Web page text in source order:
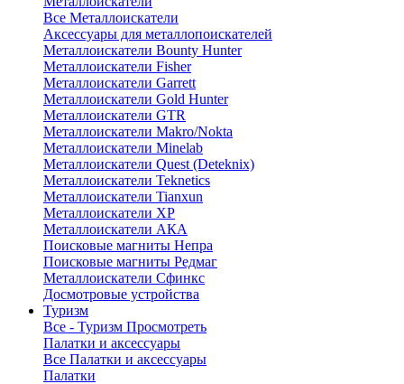
Все Металлоискатели
Аксессуары для металлопоискателей
Металлоискатели Bounty Hunter
Металлоискатели Fisher
Металлоискатели Garrett
Металлоискатели Gold Hunter
Металлоискатели GTR
Металлоискатели Makro/Nokta
Металлоискатели Minelab
Металлоискатели Quest (Deteknix)
Металлоискатели Teknetics
Металлоискатели Tianxun
Металлоискатели XP
Металлоискатели АКА
Поисковые магниты Непра
Поисковые магниты Редмаг
Металлоискатели Сфинкс
Досмотровые устройства
Туризм
Все - Туризм Просмотреть
Палатки и аксессуары
Все Палатки и аксессуары
Палатки